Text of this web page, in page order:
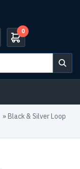
0
» Black & Silver Loop